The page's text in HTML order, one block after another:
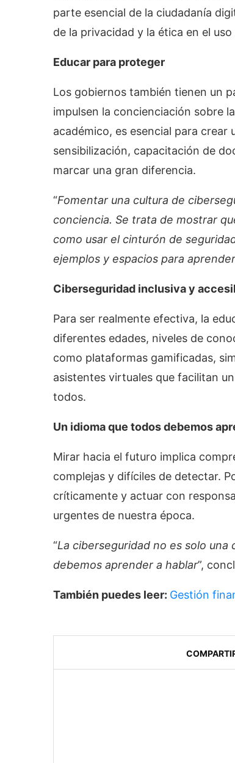
parte esencial de la ciudadanía
de la privacidad y la ética en el
Educar para proteger
Los gobiernos también tienen un
impulsen la concienciación sobre
académico, es esencial para
sensibilización, capacitación de
marcar una gran diferencia.
“Fomentar una cultura de
conciencia. Se trata de mostrar
como usar el cinturón de
ejemplos y espacios para aprender
Ciberseguridad inclusiva y
Para ser realmente efectiva, la
diferentes edades, niveles de
como plataformas gamificadas,
asistentes virtuales que facilitan
todos.
Un idioma que todos debemos
Mirar hacia el futuro implica
complejas y difíciles de detectar.
críticamente y actuar con
urgentes de nuestra época.
“La ciberseguridad no es solo
debemos aprender a hablar”,
También puedes leer: Gestión